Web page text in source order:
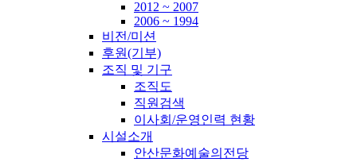
2012 ~ 2007
2006 ~ 1994
비전/미션
후원(기부)
조직 및 기구
조직도
직원검색
이사회/운영인력 현황
시설소개
안산문화예술의전당